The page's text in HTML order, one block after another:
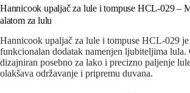
Hannicook upaljač za lule i tompuse HCL-029 –
alatom za lulu
Hannicook upaljač za lule i tompuse HCL-029
funkcionalan dodatak namenjen ljubiteljima lula.
dizajniran posebno za lako i precizno paljenje
olakšava održavanje i pripremu duvana.